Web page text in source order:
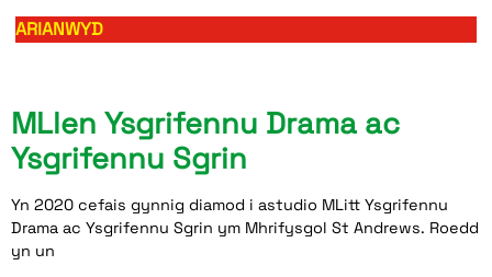
ARIANWYD
MLlen Ysgrifennu Drama ac
Ysgrifennu Sgrin
Yn 2020 cefais gynnig diamod i astudio MLitt Ysgrifennu
Drama ac Ysgrifennu Sgrin ym Mhrifysgol St Andrews. Roedd
yn un